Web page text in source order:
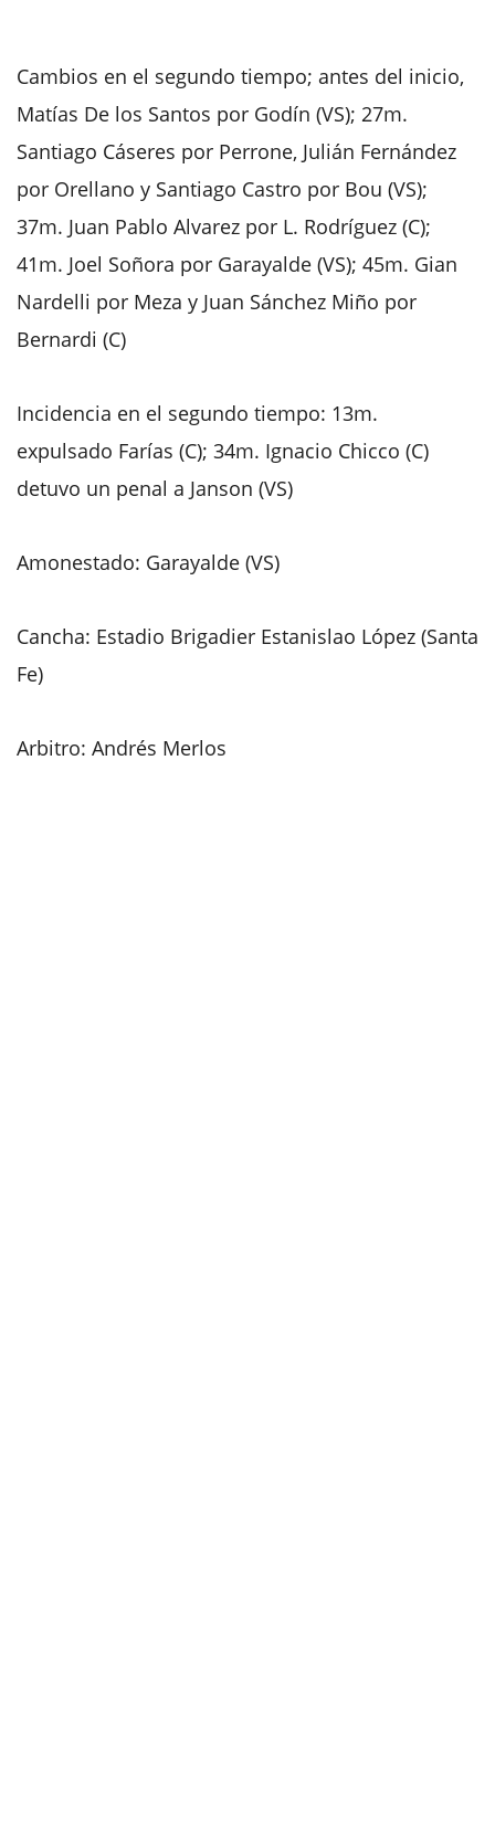
Cambios en el segundo tiempo; antes del inicio,
Matías De los Santos por Godín (VS); 27m.
Santiago Cáseres por Perrone, Julián Fernández
por Orellano y Santiago Castro por Bou (VS);
37m. Juan Pablo Alvarez por L. Rodríguez (C);
41m. Joel Soñora por Garayalde (VS); 45m. Gian
Nardelli por Meza y Juan Sánchez Miño por
Bernardi (C)
Incidencia en el segundo tiempo: 13m.
expulsado Farías (C); 34m. Ignacio Chicco (C)
detuvo un penal a Janson (VS)
Amonestado: Garayalde (VS)
Cancha: Estadio Brigadier Estanislao López (Santa
Fe)
Arbitro: Andrés Merlos